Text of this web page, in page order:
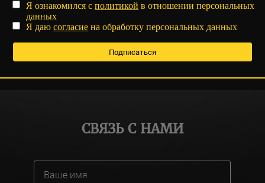
Я ознакомился сполитикой в отношении персональных
данных
Я даюсогласие на обработку персональных данных
СВЯЗЬ С НАМИ